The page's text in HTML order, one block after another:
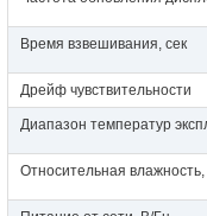
Время взвешивания, сек
Дрейф чувствительности
Диапазон температур
Относительная